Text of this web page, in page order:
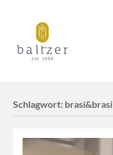
Schlagwort: brasi&brasi